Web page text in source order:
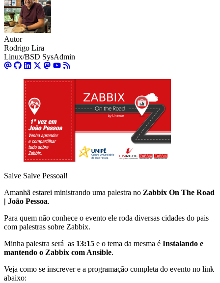
Autor
Rodrigo Lira
Linux/BSD SysAdmin
Salve Salve Pessoal!
Amanhã estarei ministrando uma palestra no Zabbix On The Road
| João Pessoa.
Para quem não conhece o evento ele roda diversas cidades do pais
com palestras sobre Zabbix.
Minha palestra será as 13:15 e o tema da mesma é Instalando e
mantendo o Zabbix com Ansible.
Veja como se inscrever e a programação completa do evento no link
abaixo: